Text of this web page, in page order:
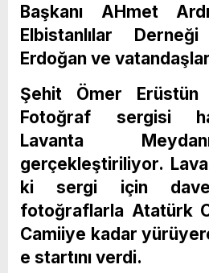
Başkanı AHmet
Elbistanlılar
Erdoğan ve
Şehit Ömer Erüstün
Fotoğraf sergisi
Lavanta
gerçekleştiriliyor.
ki sergi için
fotoğraflarla Atatürk
Camiiye kadar
e startını verdi.